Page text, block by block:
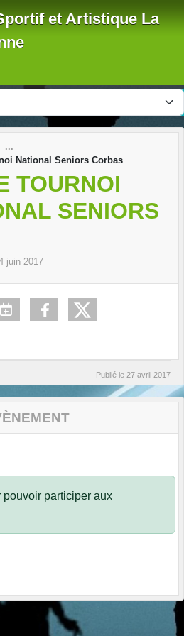
et Artistique La
National Seniors Corbas
TOURNOI
SENIORS
juin 2017
Publié le 27 avril 2017
pouvoir participer aux